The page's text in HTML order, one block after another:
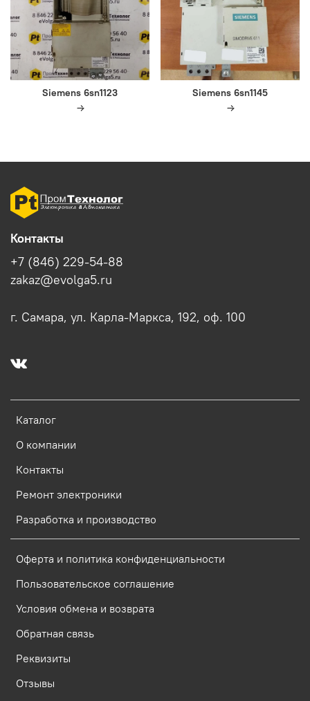
Siemens 6sn1123 Siemens 6sn1145
Каталог
О компании
Контакты
Ремонт электроники
Разработка и производство
Оферта и политика конфиденциальности
Пользовательское соглашение
Условия обмена и возврата
Обратная связь
Реквизиты
Отзывы
Контакты
+7 (846) 229-54-88
zakaz@evolga5.ru
г. Самара, ул. Карла-Маркса, 192, оф. 100